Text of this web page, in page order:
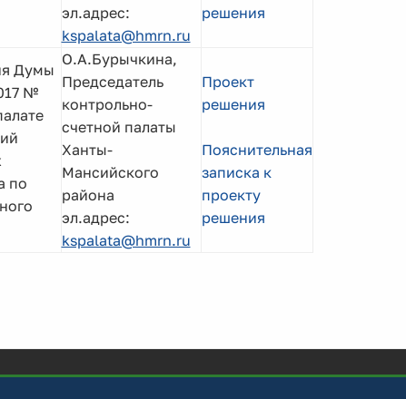
эл.адрес:
kspalata@hmrn.ru
решения
Думы
№
по
О.А.Бурычкина,
Председатель
контрольно-
счетной палаты
Ханты-
Мансийского
района
эл.адрес:
kspalata@hmrn.ru
Проект
решения
Пояснительная
записка к
проекту
решения